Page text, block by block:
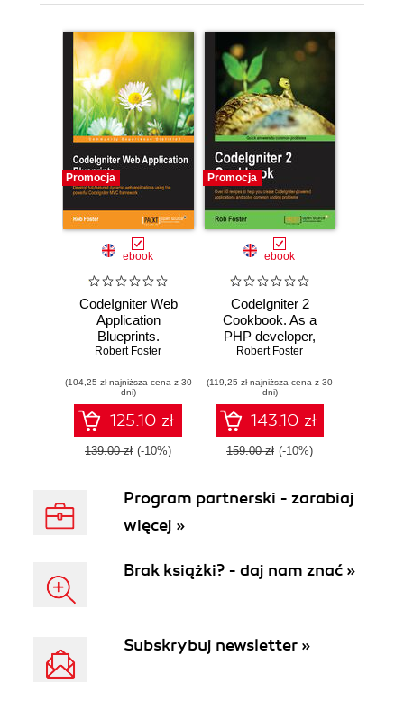
Promocja
ebook
CodeIgniter Web
Application
Blueprints.
Develop full-
web applications
using the powerful
CodeIgniter MVC
framework
Robert Foster
(104,25 zł najniższa cena z 30
dni)
125.10 zł
139.00 zł (-10%)
Promocja
ebook
CodeIgniter 2
Cookbook. As a
PHP developer,
you may have
much difference
the Codeigniter
framework might
make when
creating web
with a host of
own work
Robert Foster
(119,25 zł najniższa cena z 30
dni)
143.10 zł
159.00 zł (-10%)
Program partnerski - zarabiaj
więcej »
Brak książki? - daj nam znać »
Subskrybuj newsletter »